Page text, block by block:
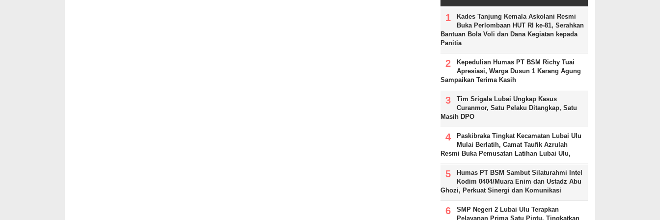
Kades Tanjung Kemala Askolani Resmi
Buka Perlombaan HUT RI ke-81, Serahkan
Bantuan Bola Voli dan Dana Kegiatan kepada
Panitia
Kepedulian Humas PT BSM Richy Tuai
Apresiasi, Warga Dusun 1 Karang Agung
Sampaikan Terima Kasih
Tim Srigala Lubai Ungkap Kasus
Curanmor, Satu Pelaku Ditangkap, Satu
Masih DPO
Paskibraka Tingkat Kecamatan Lubai Ulu
Mulai Berlatih, Camat Taufik Azrulah
Resmi Buka Pemusatan Latihan Lubai Ulu,
Humas PT BSM Sambut Silaturahmi Intel
Kodim 0404/Muara Enim dan Ustadz Abu
Ghozi, Perkuat Sinergi dan Komunikasi
SMP Negeri 2 Lubai Ulu Terapkan
Pelayanan Prima Satu Pintu, Tingkatkan